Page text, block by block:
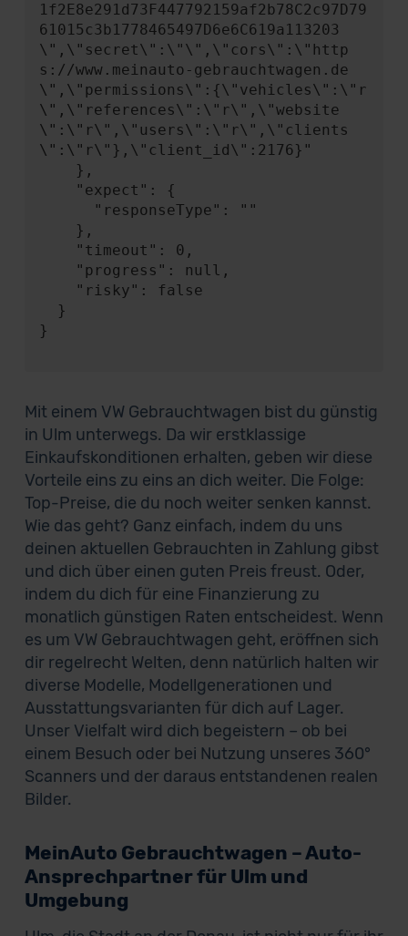
1f2E8e291d73F447792159af2b78C2c97D79
61015c3b1778465497D6e6C619a113203
\",\"secret\":\"\",\"cors\":\"http
s://www.meinauto-gebrauchtwagen.de
\",\"permissions\":{\"vehicles\":\"r
\",\"references\":\"r\",\"website
\":\"r\",\"users\":\"r\",\"clients
\":\"r\"},\"client_id\":2176}"
}
Mit einem VW Gebrauchtwagen bist du günstig
in Ulm unterwegs. Da wir erstklassige
Einkaufskonditionen erhalten, geben wir diese
Vorteile eins zu eins an dich weiter. Die Folge:
Top-Preise, die du noch weiter senken kannst.
Wie das geht? Ganz einfach, indem du uns
deinen aktuellen Gebrauchten in Zahlung gibst
und dich über einen guten Preis freust. Oder,
indem du dich für eine Finanzierung zu
monatlich günstigen Raten entscheidest. Wenn
es um VW Gebrauchtwagen geht, eröffnen sich
dir regelrecht Welten, denn natürlich halten wir
diverse Modelle, Modellgenerationen und
Ausstattungsvarianten für dich auf Lager.
Unser Vielfalt wird dich begeistern – ob bei
einem Besuch oder bei Nutzung unseres 360°
Scanners und der daraus entstandenen realen
Bilder.
MeinAuto Gebrauchtwagen – Auto-
Ansprechpartner für Ulm und
Umgebung